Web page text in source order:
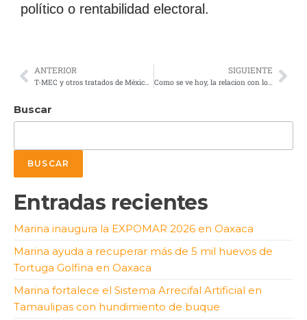
político o rentabilidad electoral.
ANTERIOR
T-MEC y otros tratados de México en la incertidumbre comercial global
SIGUIENTE
Como se ve hoy, la relacion con los Estados Unidos
Buscar
BUSCAR
Entradas recientes
Marina inaugura la EXPOMAR 2026 en Oaxaca
Marina ayuda a recuperar más de 5 mil huevos de
Tortuga Golfina en Oaxaca
Marina fortalece el Sistema Arrecifal Artificial en
Tamaulipas con hundimiento de buque